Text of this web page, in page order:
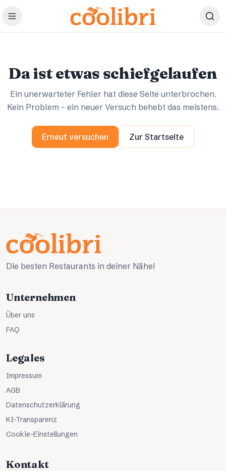
Zum Hauptinhalt springen
Da ist etwas schiefgelaufen
Ein unerwarteter Fehler hat diese Seite unterbrochen.
Kein Problem – ein neuer Versuch behebt das meistens.
Erneut versuchen Zur Startseite
Die besten Restaurants in deiner Nähe!
Unternehmen
Über uns
FAQ
Legales
Impressum
AGB
Datenschutzerklärung
KI-Transparenz
Cookie-Einstellungen
Kontakt